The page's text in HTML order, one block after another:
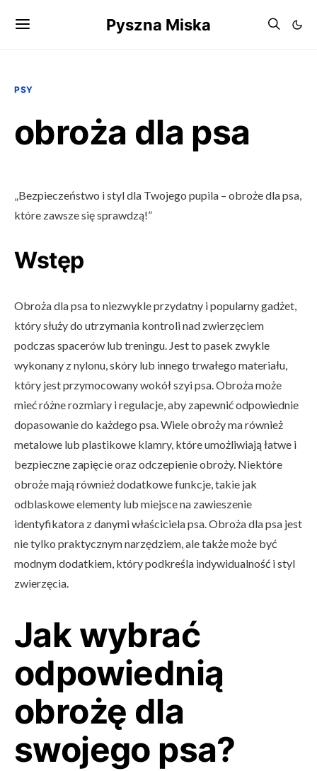
Pyszna Miska
PSY
obroża dla psa
„Bezpieczeństwo i styl dla Twojego pupila – obroże dla psa,
które zawsze się sprawdzą!”
Wstęp
Obroża dla psa to niezwykle przydatny i popularny gadżet,
który służy do utrzymania kontroli nad zwierzęciem
podczas spacerów lub treningu. Jest to pasek zwykle
wykonany z nylonu, skóry lub innego trwałego materiału,
który jest przymocowany wokół szyi psa. Obroża może
mieć różne rozmiary i regulacje, aby zapewnić odpowiednie
dopasowanie do każdego psa. Wiele obroży ma również
metalowe lub plastikowe klamry, które umożliwiają łatwe i
bezpieczne zapięcie oraz odczepienie obroży. Niektóre
obroże mają również dodatkowe funkcje, takie jak
odblaskowe elementy lub miejsce na zawieszenie
identyfikatora z danymi właściciela psa. Obroża dla psa jest
nie tylko praktycznym narzędziem, ale także może być
modnym dodatkiem, który podkreśla indywidualność i styl
zwierzęcia.
Jak wybrać
odpowiednią
obrożę dla
swojego psa?